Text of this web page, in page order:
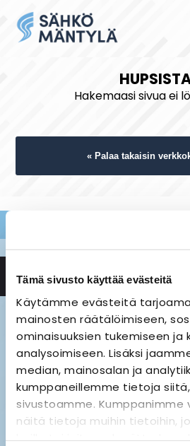
Tämä sivusto käyttää evästeitä
Käytämme evästeitä
mainosten räätälöimiseen,
ominaisuuksien tukemiseen ja
analysoimiseen. Lisäksi
median, mainosalan ja
kumppaneillemme tietoja
sivustoamme. Kumppanimme
näitä tietoja muihin tietoihin,
heille tai joita on kerätty, kun
Hakemaasi sivua ei
« Palaa takaisin
Maksuvaihtoehdot ›
Toimitustavat ja -kulut ›
Tilausehdot ›